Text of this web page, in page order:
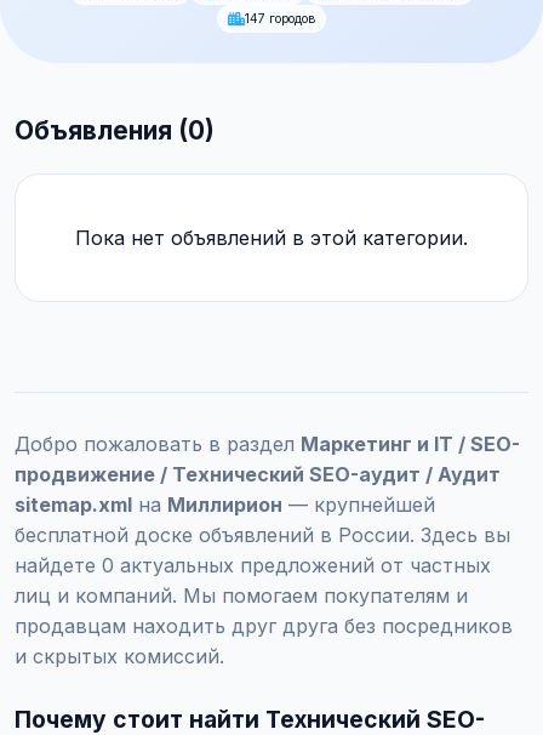
147 городов
Объявления (0)
Пока нет объявлений в этой категории.
Добро пожаловать в раздел Маркетинг и IT / SEO-
продвижение / Технический SEO-аудит / Аудит
sitemap.xml на Миллирион — крупнейшей
бесплатной доске объявлений в России. Здесь вы
найдете 0 актуальных предложений от частных
лиц и компаний. Мы помогаем покупателям и
продавцам находить друг друга без посредников
и скрытых комиссий.
Почему стоит найти Технический SEO-